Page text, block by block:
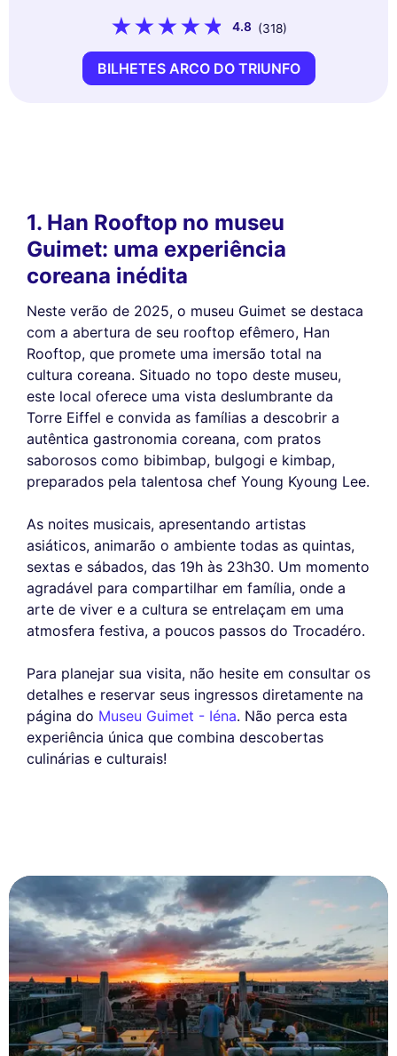
4.8 (318)
BILHETES ARCO DO TRIUNFO
1. Han Rooftop no museu
Guimet: uma experiência
coreana inédita
Neste verão de 2025, o museu Guimet se destaca
com a abertura de seu rooftop efêmero, Han
Rooftop, que promete uma imersão total na
cultura coreana. Situado no topo deste museu,
este local oferece uma vista deslumbrante da
Torre Eiffel e convida as famílias a descobrir a
autêntica gastronomia coreana, com pratos
saborosos como bibimbap, bulgogi e kimbap,
preparados pela talentosa chef Young Kyoung Lee.
As noites musicais, apresentando artistas
asiáticos, animarão o ambiente todas as quintas,
sextas e sábados, das 19h às 23h30. Um momento
agradável para compartilhar em família, onde a
arte de viver e a cultura se entrelaçam em uma
atmosfera festiva, a poucos passos do Trocadéro.
Para planejar sua visita, não hesite em consultar os
detalhes e reservar seus ingressos diretamente na
página do Museu Guimet - Iéna. Não perca esta
experiência única que combina descobertas
culinárias e culturais!